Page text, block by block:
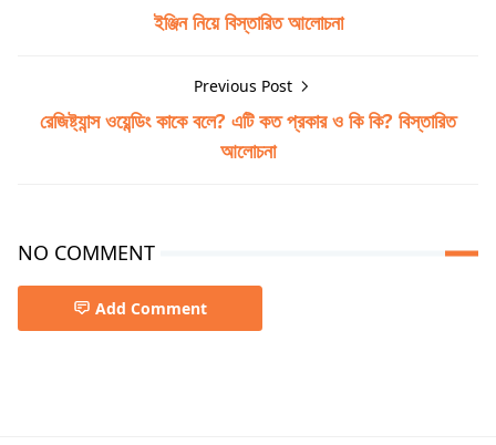
ইঞ্জিন নিয়ে বিস্তারিত আলোচনা
Previous Post
রেজিষ্ট্যান্স ওয়েন্ডিং কাকে বলে? এটি কত প্রকার ও কি কি? বিস্তারিত
আলোচনা
NO COMMENT
Add Comment